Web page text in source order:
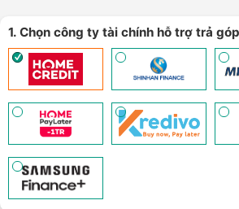
10 Nhận báo giá tốt nhất cho khách hàng
mua số lượng lớn - (Xem chi tiết)
1. Chọn công ty tài chính hỗ trợ trả góp